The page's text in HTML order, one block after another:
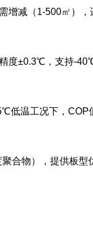
增减（1-500㎡）
精度±0.3℃，支持-
温工况下，COP
合物），提供板型